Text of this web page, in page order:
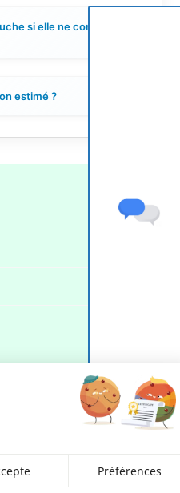
Préférences
Une question ?
si elle ne convient
estimé ?